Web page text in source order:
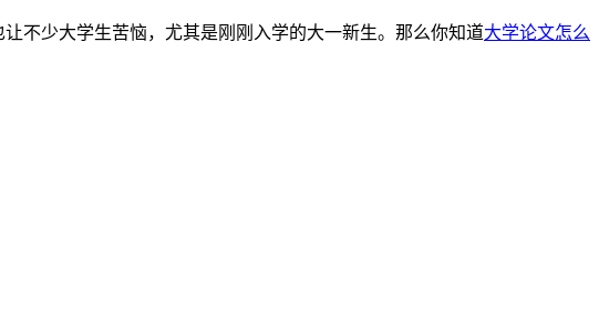
不少大学生苦恼，尤其是刚刚入学的大一新生。那么你知道大学论文怎么